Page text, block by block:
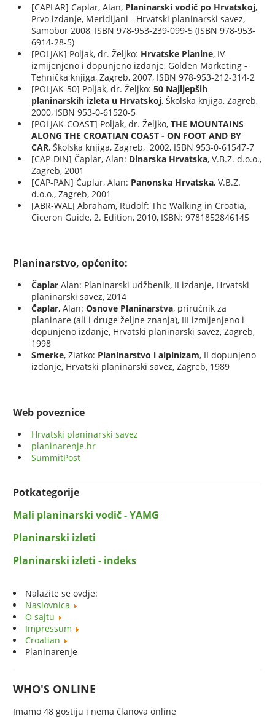
[CAPLAR] Caplar, Alan, Planinarski vodič po Hrvatskoj,
Prvo izdanje, Meridijani - Hrvatski planinarski savez,
Samobor 2008, ISBN 978-953-239-099-5 (ISBN 978-953-
6914-28-5)
[POLJAK] Poljak, dr. Željko: Hrvatske Planine, IV
izmijenjeno i dopunjeno izdanje, Golden Marketing -
Tehnička knjiga, Zagreb, 2007, ISBN 978-953-212-314-2
[POLJAK-50] Poljak, dr. Željko:50 Najljepših
planinarskih izleta u Hrvatskoj, Školska knjiga, Zagreb,
2000, ISBN 953-0-61520-5
[POLJAK-COAST] Poljak, dr. Željko,THE MOUNTAINS
ALONG THE CROATIAN COAST - ON FOOT AND BY
CAR, Školska knjiga, Zagreb, 2002, ISBN 953-0-61547-7
[CAP-DIN] Čaplar, Alan: Dinarska Hrvatska, V.B.Z. d.o.o.,
Zagreb, 2001
[CAP-PAN] Čaplar, Alan: Panonska Hrvatska, V.B.Z.
d.o.o., Zagreb, 2001
[ABR-WAL] Abraham, Rudolf: The Walking in Croatia,
Ciceron Guide, 2. Edition, 2010, ISBN: 9781852846145
Planinarstvo, općenito:
ČaplarAlan: Planinarski udžbenik, II izdanje, Hrvatski
planinarski savez, 2014
Čaplar, Alan:Osnove Planinarstva, priručnik za
planinare (ali i druge željne znanja), III izmijenjeno i
dopunjeno izdanje, Hrvatski planinarski savez, Zagreb,
1998
Smerke, Zlatko: Planinarstvo i alpinizam, II dopunjeno
izdanje, Hrvatski planinarski savez, Zagreb, 1989
Web poveznice
Hrvatski planinarski savez
planinarenje.hr
SummitPost
Potkategorije
Mali planinarski vodič - YAMG
Planinarski izleti
Planinarski izleti - indeks
Nalazite se ovdje:
Naslovnica
O sajtu
Impressum
Croatian
Planinarenje
WHO'S ONLINE
Imamo 48 gostiju i nema članova online